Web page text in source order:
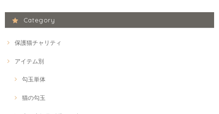
Category
保護猫チャリティ
アイテム別
勾玉単体
猫の勾玉